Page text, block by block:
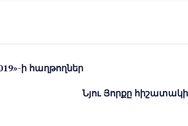
ի հաղթողներ
Նյու Յորքը